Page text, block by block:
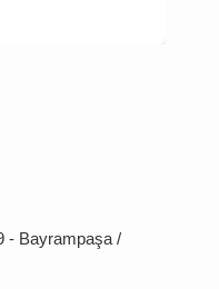
- Bayrampaşa /